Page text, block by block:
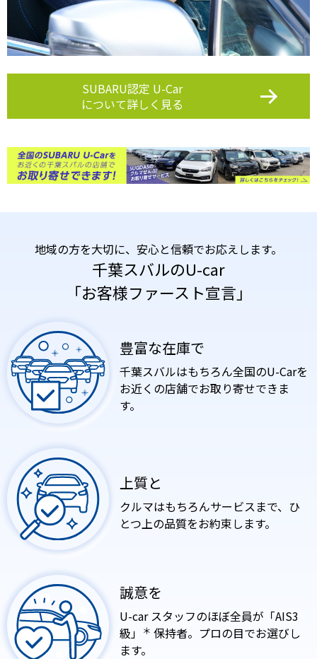
SUBARU認定 U-Car
について詳しく見る
地域の方を大切に、安心と信頼でお応えします。
千葉スバルのU-car
「お客様ファースト宣言」
豊富な在庫で
千葉スバルはもちろん全国のU-Carを
お近くの店舗でお取り寄せできま
す。
上質と
クルマはもちろんサービスまで、ひ
とつ上の品質をお約束します。
誠意を
U-car スタッフのほぼ全員が「AIS3
級」
＊ 保持者。 プロの目でお選びし
ます。